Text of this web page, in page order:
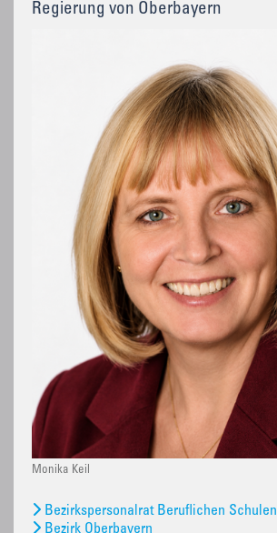
Regierung von Oberbayern
Monika Keil
Bezirkspersonalrat Beruflichen Schulen
Bezirk Oberbayern